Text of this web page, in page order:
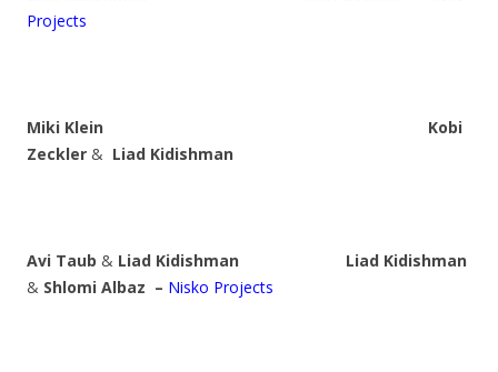
Projects
Miki Klein Kobi
Zeckler & Liad Kidishman
Avi Taub & Liad Kidishman
Liad Kidishman
& Shlomi Albaz – Nisko Projects